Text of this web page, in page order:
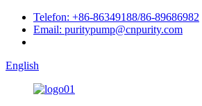
Telefon: +86-86349188/86-89686982
Email: puritypump@cnpurity.com
English